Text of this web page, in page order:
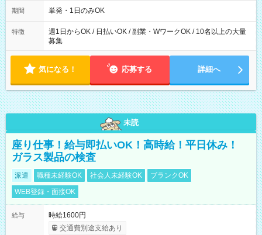
期間 単発・1日のみOK
特徴
週1日からOK / 日払いOK / 副業・WワークOK / 10名以上の大量
募集
気になる！ 応募する 詳細へ
未読
座り仕事！給与即払いOK！高時給！平日休み！
ガラス製品の検査
派遣 職種未経験OK 社会人未経験OK
ブランクOK
WEB登録・面接OK
給与
時給1600円
交通費別途支給あり